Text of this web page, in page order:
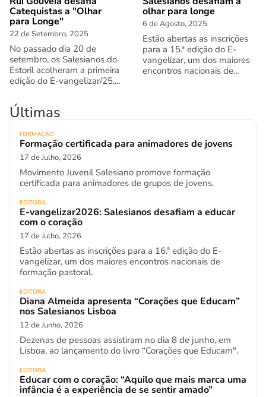
Catequistas a "Olhar
para Longe"
22 de Setembro, 2025
No passado dia 20 de
setembro, os Salesianos do
Estoril acolheram a primeira
edição do E-vangelizar/25,...
olhar para longe
6 de Agosto, 2025
Estão abertas as inscrições
para a 15.ª edição do E-
vangelizar, um dos maiores
encontros nacionais de...
Últimas
FORMAÇÃO
Formação certificada para animadores de jovens
17 de Julho, 2026
Movimento Juvenil Salesiano promove formação
certificada para animadores de grupos de jovens.
EDITORA
E-vangelizar2026: Salesianos desafiam a educar
com o coração
17 de Julho, 2026
Estão abertas as inscrições para a 16.ª edição do E-
vangelizar, um dos maiores encontros nacionais de
formação pastoral.
EDITORA
Diana Almeida apresenta “Corações que Educam”
nos Salesianos Lisboa
12 de Junho, 2026
Dezenas de pessoas assistiram no dia 8 de junho, em
Lisboa, ao lançamento do livro “Corações que Educam".
EDITORA
Educar com o coração: “Aquilo que mais marca uma
infância é a experiência de se sentir amado”